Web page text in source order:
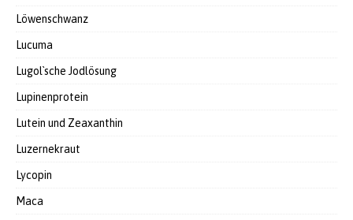
Löwenschwanz
Lucuma
Lugol`sche Jodlösung
Lupinenprotein
Lutein und Zeaxanthin
Luzernekraut
Lycopin
Maca